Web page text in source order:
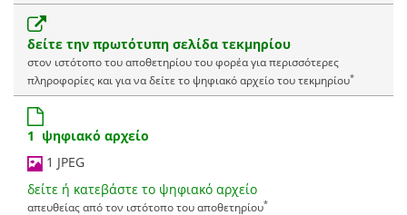
δείτε την πρωτότυπη σελίδα τεκμηρίου
στον ιστότοπο του αποθετηρίου του φορέα για περισσότερες
πληροφορίες και για να δείτε το ψηφιακό αρχείο του τεκμηρίου*
1 ψηφιακό αρχείο
1 JPEG
δείτε ή κατεβάστε το ψηφιακό αρχείο
απευθείας από τον ιστότοπο του αποθετηρίου*